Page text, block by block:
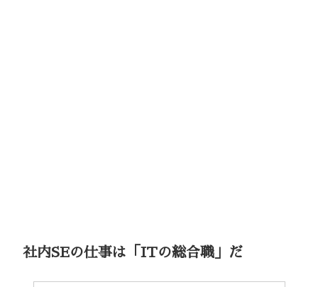
社内SEの仕事は「ITの総合職」だ